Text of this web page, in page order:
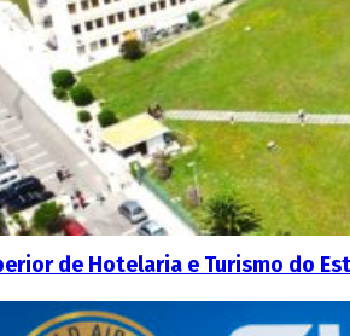
de Hotelaria e Turismo do